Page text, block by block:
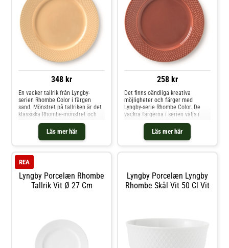
348 kr
Läs mer här
En vacker tallrik från Lyngby-
serien Rhombe Color i färgen
sand. Mönstret på tallriken är det
klassiska Rhombe-mönstret och
arkiv som såg dagens ljus redan år
1961. Mixa och matcha det vackra
porslinet för en härlig och lekfull
258 kr
Läs mer här
Det finns oändliga kreativa
möjligheter och färger med
Lyngby-serie Rhombe Color. De
vackra färgerna i serien väljs i
Stilleben och kombineras med
fördel tillsammans. På den
handgjorda tallriken finns det
Lyngby Porcelæn Rhombe
Tallrik Vit Ø 27 Cm
REA
Lyngby Porcelæn Lyngby
Rhombe Skål Vit 50 Cl Vit